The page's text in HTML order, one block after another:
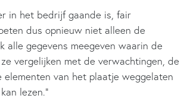
in het bedrijf gaande is, fair
dus opnieuw niet alleen de
alle gegevens meegeven waarin de
vergelijken met de verwachtingen, de
van het plaatje weggelaten
lezen.”